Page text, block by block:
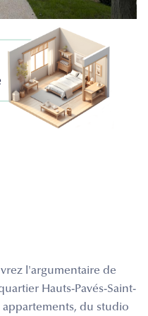
l'argumentaire de
Hauts-Pavés-Saint-
appartements, du studio